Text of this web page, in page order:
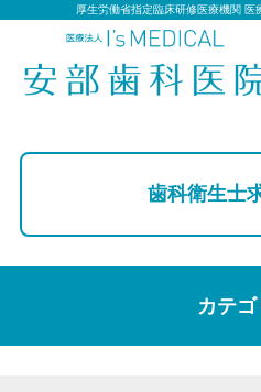
厚生労働省指定臨床研修医療機関 医
歯科衛生士
カテ